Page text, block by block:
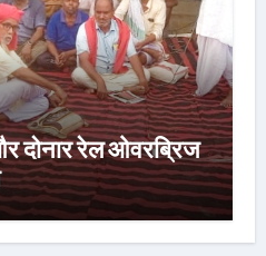
दोनार रेल ओवरब्रिज